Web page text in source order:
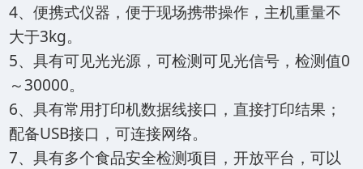
4、便携式仪器，便于现场携带操作，主机重量不
大于3kg。
5、具有可见光光源，可检测可见光信号，检测值0
～30000。
6、具有常用打印机数据线接口，直接打印结果；
配备USB接口，可连接网络。
7、具有多个食品安全检测项目，开放平台，可以